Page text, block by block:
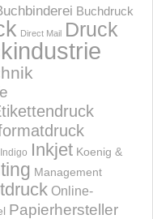
Buchdruck
Direct Mail Druck
Inkjet Koenig &
Management
Online-
Papierhersteller